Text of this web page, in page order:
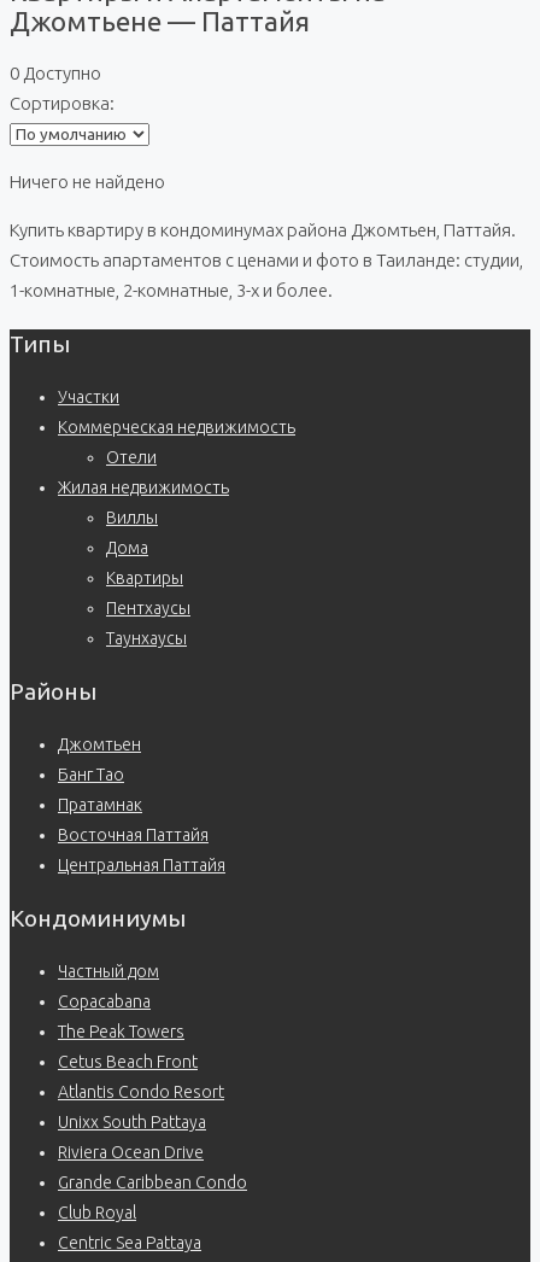
Джомтьене — Паттайя
0 Доступно
Сортировка:
Ничего не найдено
Купить квартиру в кондоминумах района Джомтьен, Паттайя.
Стоимость апартаментов с ценами и фото в Таиланде: студии,
1-комнатные, 2-комнатные, 3-х и более.
Типы
Участки
Коммерческая недвижимость
Отели
Жилая недвижимость
Виллы
Дома
Квартиры
Пентхаусы
Таунхаусы
Районы
Джомтьен
Банг Тао
Пратамнак
Восточная Паттайя
Центральная Паттайя
Кондоминиумы
Частный дом
Copacabana
The Peak Towers
Cetus Beach Front
Atlantis Condo Resort
Unixx South Pattaya
Riviera Ocean Drive
Grande Caribbean Condo
Club Royal
Centric Sea Pattaya